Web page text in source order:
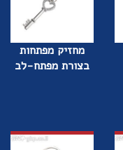
מחזיק מפתחות
בצורת מפתח-לב